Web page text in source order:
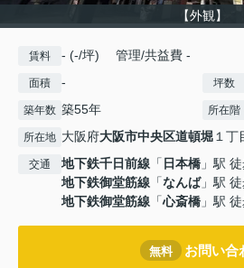
【外観】
賃料 - (-/坪) 管理/共益費 -
面積 - 坪数
築年数 築55年 所在階
所在地 大阪府大阪市中央区道頓堀１丁
交通 地下鉄千日前線 「 日本橋 」駅
地下鉄御堂筋線 「なんば」駅
地下鉄御堂筋線 「心斎橋 」駅
無料 お問い合